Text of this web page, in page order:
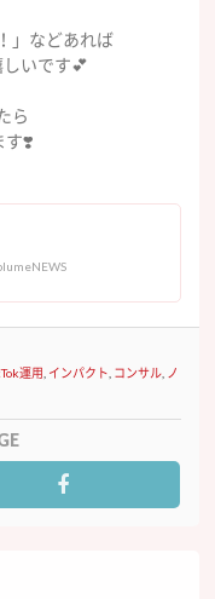
」などあれば
いです💕
ら
す❣️
運用 インパクト コンサル ノ